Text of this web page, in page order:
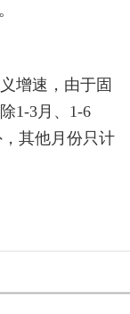
增速，由于固
1-3月、1-6
其他月份只计